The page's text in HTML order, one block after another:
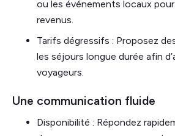
ou les événements locaux
revenus.
Tarifs dégressifs : Proposez
les séjours longue durée afin
voyageurs.
Une communication fluide
Disponibilité : Répondez